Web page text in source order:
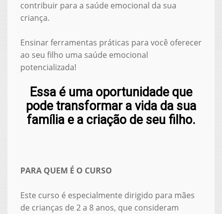
contribuir para a saúde emocional da sua
criança.
Ensinar ferramentas práticas para você oferecer
ao seu filho uma saúde emocional
potencializada!
Essa é uma oportunidade que
pode transformar a vida da sua
família e a criação de seu filho.
PARA QUEM É O CURSO
Este curso é especialmente dirigido para mães
de crianças de 2 a 8 anos, que consideram